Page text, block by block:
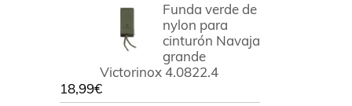
Funda verde de
nylon para
cinturón Navaja
grande
Victorinox 4.0822.4
18,99€